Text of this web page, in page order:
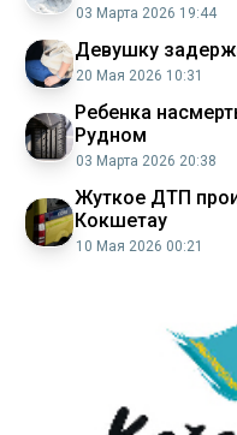
03 Марта 2026 19:44
Девушку
20 Мая 2026 10:31
Ребенка
Рудном
03 Марта 2026 20:38
Жуткое ДТП
Кокшетау
10 Мая 2026 00:21